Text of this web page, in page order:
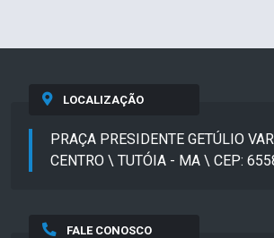
LOCALIZAÇÃO
PRAÇA PRESIDENTE GETÚLIO
CENTRO \ TUTÓIA - MA \ CEP:
FALE CONOSCO